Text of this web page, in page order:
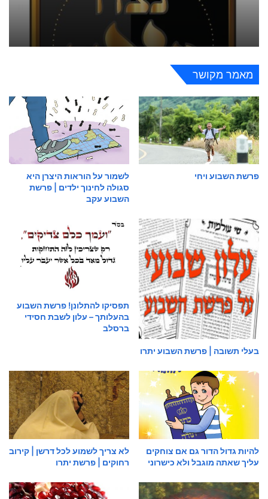
מאמר מקושר
פרשת השבוע ויחי
לשמור על הוראות היצרן היא
סגולה לחינוך ילדים | פרשת
השבוע עקב
בעלי תשובה | פרשת השבוע יתרו
תפסיקו להתלונן! פרשת השבוע
בהעלותך – עלון לשבת חסידי
ברסלב
להיות גדול הדור גם אם צוחקים
עליך שאתה מוגבל ולא כישרוני
לא צריך לשמוע לכל דרשן | קירוב
רחוקים | פרשת יתרו